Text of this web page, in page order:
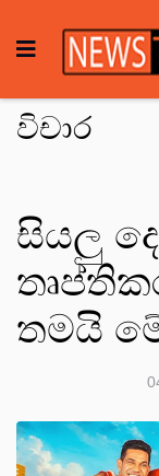
විචාර
සියලු
තමයි